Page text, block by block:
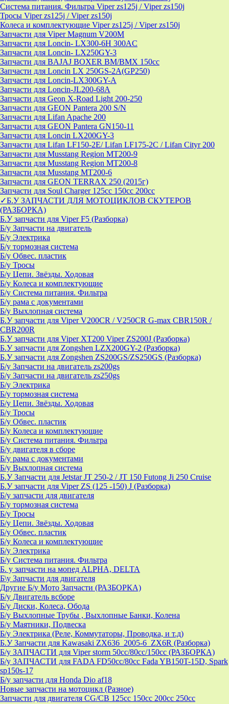
Система питания. Фильтра Viper zs125j / Viper zs150j
Тросы Viper zs125j / Viper zs150j
Колеса и комплектующие Viper zs125j / Viper zs150j
Запчасти для Viper Magnum V200M
Запчасти для Loncin- LX300-6H 300AC
Запчасти для Loncin- LX250GY-3
Запчасти для BAJAJ BOXER BM/ВМX 150cc
Запчасти для Loncin LX 250GS-2A(GP250)
Запчасти для Loncin-LX300GY-A
Запчасти для Loncin-JL200-68A
Запчасти для Geon X-Road Light 200-250
Запчасти для GEON Pantera 200 S/N
Запчасти для Lifan Apache 200
Запчасти для GEON Pantera GN150-11
Запчасти для Loncin LX200GY-3
Запчасти для Lifan LF150-2E/ Lifan LF175-2C / Lifan Cityr 200
Запчасти для Musstang Region MT200-9
Запчасти для Musstang Region MT200-8
Запчасти для Musstang MT200-6
Запчасти для GEON TERRAX 250 (2015г)
Запчасти для Soul Charger 125сс 150cc 200сс
✓Б.У ЗАПЧАСТИ ДЛЯ МОТОЦИКЛОВ СКУТЕРОВ
(РАЗБОРКА)
Б.У запчасти для Viper F5 (Разборка)
Б/у Запчасти на двигатель
Б/у Электрика
Б/у тормозная система
Б/у Обвес. пластик
Б/у Тросы
Б/у Цепи. Звёзды. Ходовая
Б/у Колеса и комплектующие
Б/у Система питания. Фильтра
Б/у рама с документами
Б/у Выхлопная система
Б.У запчасти для Viper V200CR / V250CR G-max CBR150R /
CBR200R
Б.У запчасти для Viper XT200 Viper ZS200J (Разборка)
Б.У запчасти для Zongshen LZX200GY-2 (Разборка)
Б.У запчасти для Zongshen ZS200GS/ZS250GS (Разборка)
Б/у Запчасти на двигатель zs200gs
Б/у Запчасти на двигатель zs250gs
Б/у Электрика
Б/у тормозная система
Б/у Цепи. Звёзды. Ходовая
Б/у Тросы
Б/у Обвес. пластик
Б/у Колеса и комплектующие
Б/у Система питания. Фильтра
Б/у двигателя в сборе
Б/у рама с документами
Б/у Выхлопная система
Б.У Запчасти для Jetstar JT 250-2 / JT 150 Futong Ji 250 Cruise
Б.У запчасти для Viper ZS (125 -150) J (Разборка)
Б/у запчасти для двигателя
Б/у тормозная система
Б/у Тросы
Б/у Цепи. Звёзды. Ходовая
Б/у Обвес. пластик
Б/у Колеса и комплектующие
Б/у Электрика
Б/у Система питания. Фильтра
Б. у запчасти на мопед ALPHA, DELTA
Б\у Запчасти для двигателя
Другие Б/у Мото Запчасти (РАЗБОРКА)
Б/у Двигатель всборе
Б/у Диски, Колеса, Обода
Б/у Выхлопные Трубы , Выхлопные Банки, Колена
Б/у Маятники, Подвеска
Б/у Электрика (Реле, Коммутаторы, Проводка, и т.д)
Б.У Запчасти для Kawasaki ZX636_2005-6_ZX6R (Разборка)
Б/у ЗАПЧАСТИ для Viper storm 50cc/80cc/150cc (РАЗБОРКА)
Б/у ЗАПЧАСТИ для FADA FD50cc/80cc Fada YB150T-15D, Spark
sp150s-17
Б/у запчасти для Honda Dio af18
Новые запчасти на мотоцикл (Разное)
Запчасти для двигателя CG/CB 125cc 150cc 200cc 250cc